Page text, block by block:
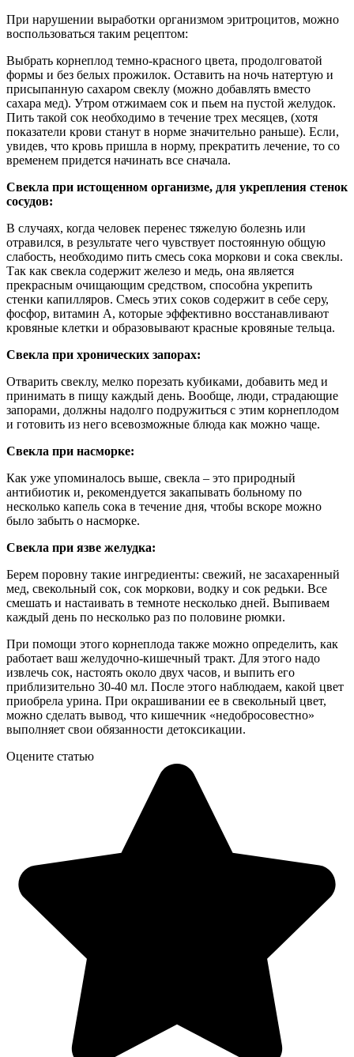
При нарушении выработки организмом эритроцитов, можно
воспользоваться таким рецептом:
Выбрать корнеплод темно-красного цвета, продолговатой
формы и без белых прожилок. Оставить на ночь натертую и
присыпанную сахаром свеклу (можно добавлять вместо
сахара мед). Утром отжимаем сок и пьем на пустой желудок.
Пить такой сок необходимо в течение трех месяцев, (хотя
показатели крови станут в норме значительно раньше). Если,
увидев, что кровь пришла в норму, прекратить лечение, то со
временем придется начинать все сначала.
Свекла при истощенном организме, для укрепления стенок
сосудов:
В случаях, когда человек перенес тяжелую болезнь или
отравился, в результате чего чувствует постоянную общую
слабость, необходимо пить смесь сока моркови и сока свеклы.
Так как свекла содержит железо и медь, она является
прекрасным очищающим средством, способна укрепить
стенки капилляров. Смесь этих соков содержит в себе серу,
фосфор, витамин А, которые эффективно восстанавливают
кровяные клетки и образовывают красные кровяные тельца.
Свекла при хронических запорах:
Отварить свеклу, мелко порезать кубиками, добавить мед и
принимать в пищу каждый день. Вообще, люди, страдающие
запорами, должны надолго подружиться с этим корнеплодом
и готовить из него всевозможные блюда как можно чаще.
Свекла при насморке:
Как уже упоминалось выше, свекла – это природный
антибиотик и, рекомендуется закапывать больному по
несколько капель сока в течение дня, чтобы вскоре можно
было забыть о насморке.
Свекла при язве желудка:
Берем поровну такие ингредиенты: свежий, не засахаренный
мед, свекольный сок, сок моркови, водку и сок редьки. Все
смешать и настаивать в темноте несколько дней. Выпиваем
каждый день по несколько раз по половине рюмки.
При помощи этого корнеплода также можно определить, как
работает ваш желудочно-кишечный тракт. Для этого надо
извлечь сок, настоять около двух часов, и выпить его
приблизительно 30-40 мл. После этого наблюдаем, какой цвет
приобрела урина. При окрашивании ее в свекольный цвет,
можно сделать вывод, что кишечник «недобросовестно»
выполняет свои обязанности детоксикации.
Оцените статью